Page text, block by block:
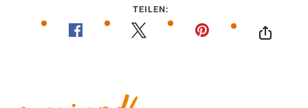
TEILEN: